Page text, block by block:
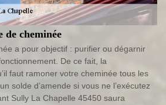
de cheminée
a pour objectif : purifier ou dégarnir
De ce fait, la
faut ramoner votre cheminée tous les
solde d’amende si vous ne l’exécutez
Sully La Chapelle 45450 saura